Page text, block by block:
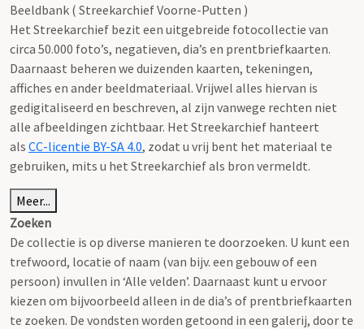
Beeldbank ( Streekarchief Voorne-Putten )
Het Streekarchief bezit een uitgebreide fotocollectie van
circa 50.000 foto’s, negatieven, dia’s en prentbriefkaarten.
Daarnaast beheren we duizenden kaarten, tekeningen,
affiches en ander beeldmateriaal. Vrijwel alles hiervan is
gedigitaliseerd en beschreven, al zijn vanwege rechten niet
alle afbeeldingen zichtbaar. Het Streekarchief hanteert
als CC-licentie BY-SA 4.0, zodat u vrij bent het materiaal te
gebruiken, mits u het Streekarchief als bron vermeldt.
Meer...
Zoeken
De collectie is op diverse manieren te doorzoeken. U kunt een
trefwoord, locatie of naam (van bijv. een gebouw of een
persoon) invullen in ‘Alle velden’. Daarnaast kunt u ervoor
kiezen om bijvoorbeeld alleen in de dia’s of prentbriefkaarten
te zoeken. De vondsten worden getoond in een galerij, door te